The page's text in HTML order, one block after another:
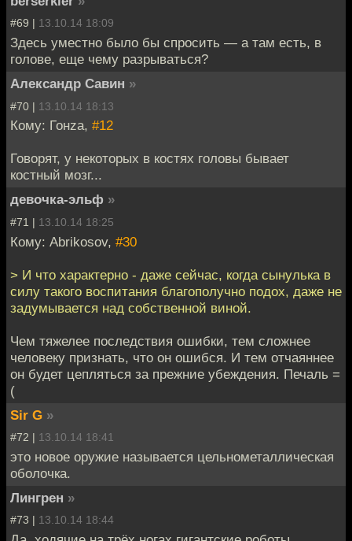
#69 | 13.10.14 18:09
Здесь уместно было бы спросить — а там есть, в
голове, еще чему разрываться?
Александр Савин »
#70 | 13.10.14 18:13
Кому: Гонzа, #12
Говорят, у некоторых в костях головы бывает
костный мозг...
девочка-эльф »
#71 | 13.10.14 18:25
Кому: Abrikosov, #30
> И что характерно - даже сейчас, когда сынулька в
силу такого воспитания благополучно подох, даже не
задумывается над собственной виной.
Чем тяжелее последствия ошибки, тем сложнее
человеку признать, что он ошибся. И тем отчаяннее
он будет цепляться за прежние убеждения. Печаль =
(
Sir G »
#72 | 13.10.14 18:41
это новое оружие называется цельнометаллическая
оболочка.
Лингрен »
#73 | 13.10.14 18:44